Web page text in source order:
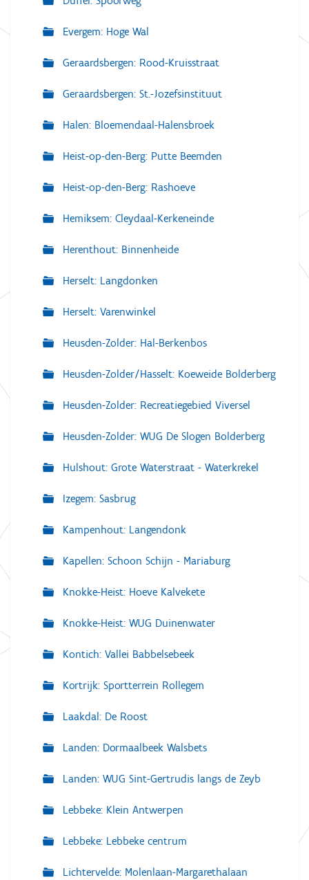
Evergem: Hoge Wal
Geraardsbergen: Rood-Kruisstraat
Geraardsbergen: St.-Jozefsinstituut
Halen: Bloemendaal-Halensbroek
Heist-op-den-Berg: Putte Beemden
Heist-op-den-Berg: Rashoeve
Hemiksem: Cleydaal-Kerkeneinde
Herenthout: Binnenheide
Herselt: Langdonken
Herselt: Varenwinkel
Heusden-Zolder: Hal-Berkenbos
Heusden-Zolder/Hasselt: Koeweide Bolderberg
Heusden-Zolder: Recreatiegebied Viversel
Heusden-Zolder: WUG De Slogen Bolderberg
Hulshout: Grote Waterstraat - Waterkrekel
Izegem: Sasbrug
Kampenhout: Langendonk
Kapellen: Schoon Schijn - Mariaburg
Knokke-Heist: Hoeve Kalvekete
Knokke-Heist: WUG Duinenwater
Kontich: Vallei Babbelsebeek
Kortrijk: Sportterrein Rollegem
Laakdal: De Roost
Landen: Dormaalbeek Walsbets
Landen: WUG Sint-Gertrudis langs de Zeyb
Lebbeke: Klein Antwerpen
Lebbeke: Lebbeke centrum
Lichtervelde: Molenlaan-Margarethalaan